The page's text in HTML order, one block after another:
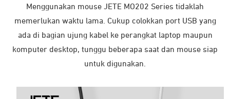
Menggunakan mouse JETE MO202 Series tidaklah
memerlukan waktu lama. Cukup colokkan port USB yang
ada di bagian ujung kabel ke perangkat laptop maupun
komputer desktop, tunggu beberapa saat dan mouse siap
untuk digunakan.